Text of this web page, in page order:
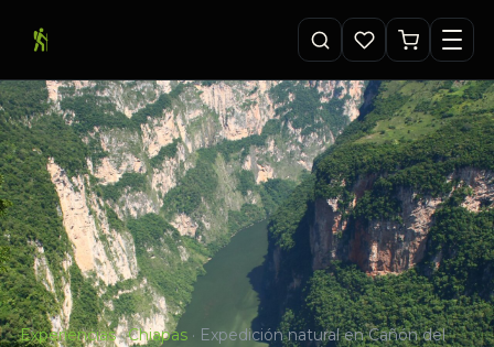
Experiencias · Chiapas · Expedición natural en Cañón del